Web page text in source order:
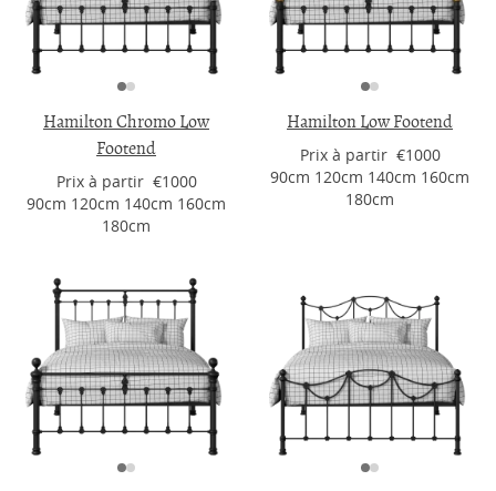
Hamilton Chromo Low
Footend
Prix ​​à partir €1000
90cm 120cm 140cm 160cm
180cm
Hamilton Low Footend
Prix ​​à partir €1000
90cm 120cm 140cm 160cm
180cm